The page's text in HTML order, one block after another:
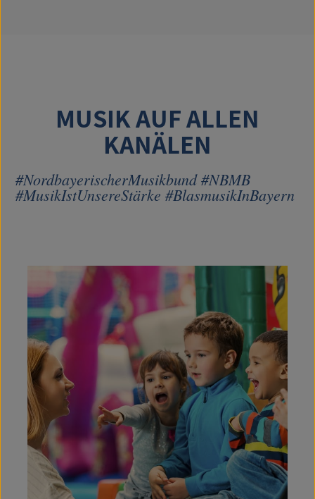
MUSIK AUF ALLEN
KANÄLEN
#NordbayerischerMusikbund #NBMB
#MusikIstUnsereStärke #BlasmusikInBayern